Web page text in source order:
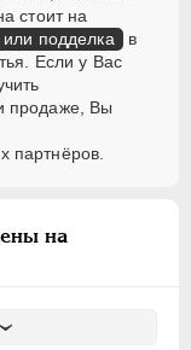
стоит на
подделка в
Если у Вас
продаже, Вы
партнёров.
на